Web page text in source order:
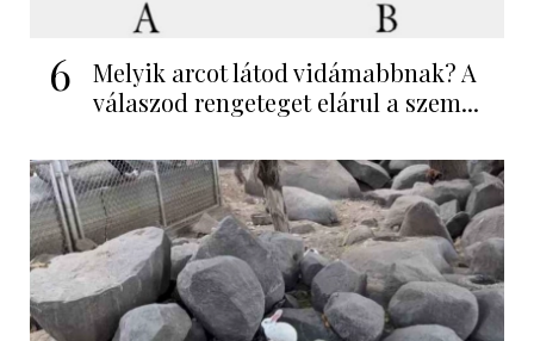
6
Melyik arcot látod vidámabbnak? A
válaszod rengeteget elárul a szem...